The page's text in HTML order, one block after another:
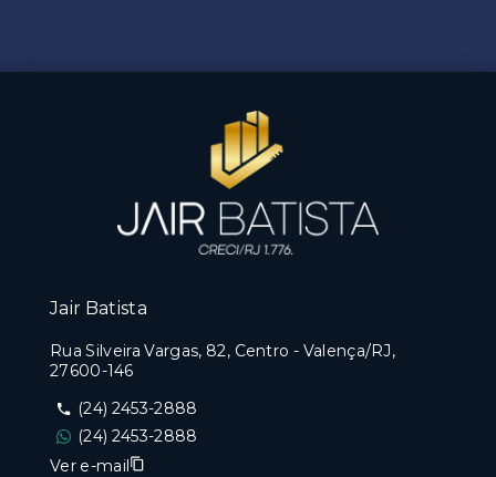
Jair Batista
Rua Silveira Vargas, 82, Centro - Valença/RJ,
27600-146
(24) 2453-2888
(24) 2453-2888
Ver e-mail